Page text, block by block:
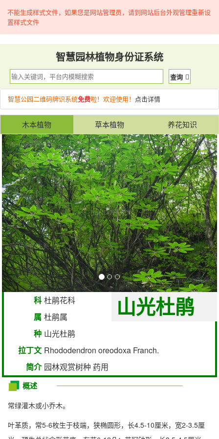
不能生成样式文件，如果您是网站管理员，请到网站后台外观管理重新设
置样式文件
智慧园林植物身份证系统
查询
智慧公园二维码牌识系统免费啦！欢迎使用！ 点击详情
木本植物 草本植物 养花知识
山光杜鹃
科 杜鹃花科
属 杜鹃属
种 山光杜鹃
拉丁文 Rhododendron oreodoxa Franch.
简介 园林观赏树种 药用
概述
常绿灌木或小乔木。
叶革质，常5-6枚生于枝端，狭椭圆形，长4.5-10厘米，宽2-3.5厘